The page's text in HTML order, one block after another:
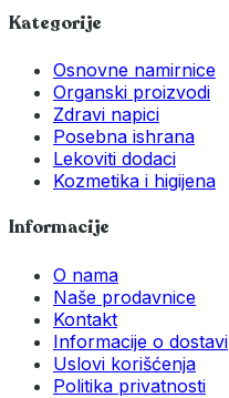
Kategorije
Osnovne namirnice
Organski proizvodi
Zdravi napici
Posebna ishrana
Lekoviti dodaci
Kozmetika i higijena
Informacije
O nama
Naše prodavnice
Kontakt
Informacije o dostavi
Uslovi korišćenja
Politika privatnosti